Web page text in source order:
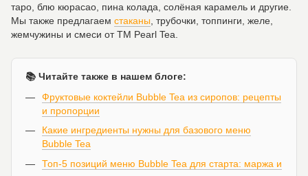
таро, блю кюрасао, пина колада, солёная карамель и другие.
Мы также предлагаем стаканы , трубочки, топпинги, желе,
жемчужины и смеси от ТМ Pearl Tea.
📚 Читайте также в нашем блоге:
Фруктовые коктейли Bubble Tea из сиропов: рецепты
и пропорции
Какие ингредиенты нужны для базового меню
Bubble Tea
Топ-5 позиций меню Bubble Tea для старта: маржа и